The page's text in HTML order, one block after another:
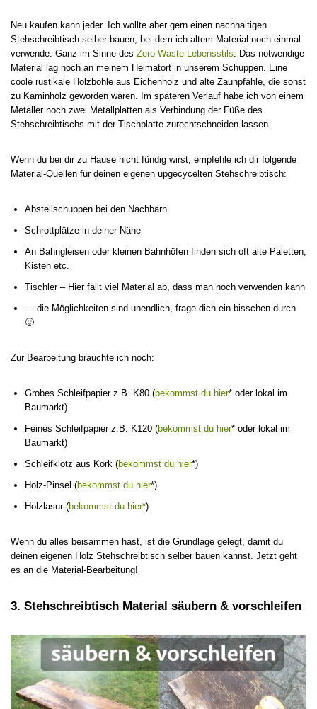
Neu kaufen kann jeder. Ich wollte aber gern einen nachhaltigen
Stehschreibtisch selber bauen, bei dem ich altem Material noch einmal
verwende. Ganz im Sinne des Zero Waste Lebensstils . Das notwendige
Material lag noch an meinem Heimatort in unserem Schuppen. Eine
coole rustikale Holzbohle aus Eichenholz und alte Zaunpfähle, die sonst
zu Kaminholz geworden wären. Im späteren Verlauf habe ich von einem
Metaller noch zwei Metallplatten als Verbindung der Füße des
Stehschreibtischs mit der Tischplatte zurechtschneiden lassen.
Wenn du bei dir zu Hause nicht fündig wirst, empfehle ich dir folgende
Material-Quellen für deinen eigenen upgecycelten Stehschreibtisch:
Abstellschuppen bei den Nachbarn
Schrottplätze in deiner Nähe
An Bahngleisen oder kleinen Bahnhöfen finden sich oft alte Paletten,
Kisten etc.
Tischler – Hier fällt viel Material ab, dass man noch verwenden kann
… die Möglichkeiten sind unendlich, frage dich ein bisschen durch
🙂
Zur Bearbeitung brauchte ich noch:
Grobes Schleifpapier z.B. K80 (bekommst du hier* oder lokal im
Baumarkt)
Feines Schleifpapier z.B. K120 (bekommst du hier* oder lokal im
Baumarkt)
Schleifklotz aus Kork (bekommst du hier*)
Holz-Pinsel (bekommst du hier*)
Holzlasur (bekommst du hier*)
Wenn du alles beisammen hast, ist die Grundlage gelegt, damit du
deinen eigenen Holz Stehschreibtisch selber bauen kannst. Jetzt geht
es an die Material-Bearbeitung!
3. Stehschreibtisch Material säubern & vorschleifen